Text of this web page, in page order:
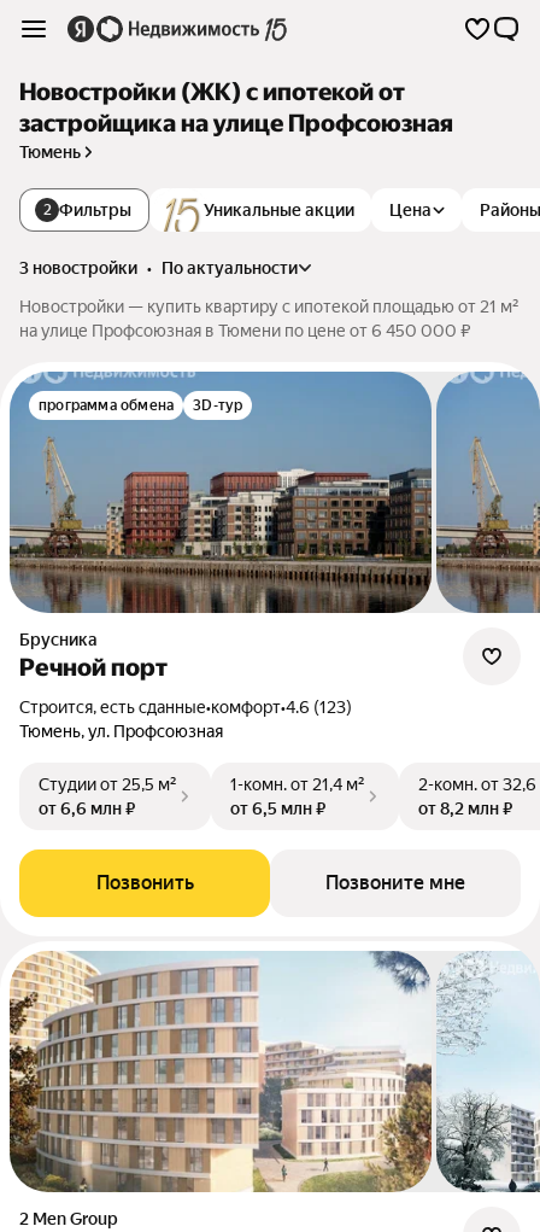
Новостройки (ЖК) с ипотекой от
застройщика на улице Профсоюзная
Тюмень
2 Фильтры Уникальные акции Цена Районы
3 новостройки •
по актуальности
Новостройки — купить квартиру с ипотекой площадью от 21 м²
на улице Профсоюзная в Тюмени по цене от 6 450 000 ₽
программа обмена 3D-тур
Брусника
Речной порт
Строится, есть сданные•комфорт•4.6 (123)
Тюмень, ул. Профсоюзная
Студииот 25,5 м²
от 6,6 млн ₽
1-комн.от 21,4 м²
от 6,5 млн ₽
2-комн.от 32,6
от 8,2 млн ₽
Позвонить Позвоните мне
2 Men Group